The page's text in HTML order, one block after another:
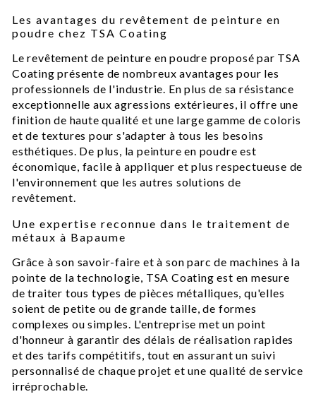
Les avantages du revêtement de peinture en
poudre chez TSA Coating
Le revêtement de peinture en poudre proposé par TSA
Coating présente de nombreux avantages pour les
professionnels de l'industrie. En plus de sa résistance
exceptionnelle aux agressions extérieures, il offre une
finition de haute qualité et une large gamme de coloris
et de textures pour s'adapter à tous les besoins
esthétiques. De plus, la peinture en poudre est
économique, facile à appliquer et plus respectueuse de
l'environnement que les autres solutions de
revêtement.
Une expertise reconnue dans le traitement de
métaux à Bapaume
Grâce à son savoir-faire et à son parc de machines à la
pointe de la technologie, TSA Coating est en mesure
de traiter tous types de pièces métalliques, qu'elles
soient de petite ou de grande taille, de formes
complexes ou simples. L'entreprise met un point
d'honneur à garantir des délais de réalisation rapides
et des tarifs compétitifs, tout en assurant un suivi
personnalisé de chaque projet et une qualité de service
irréprochable.